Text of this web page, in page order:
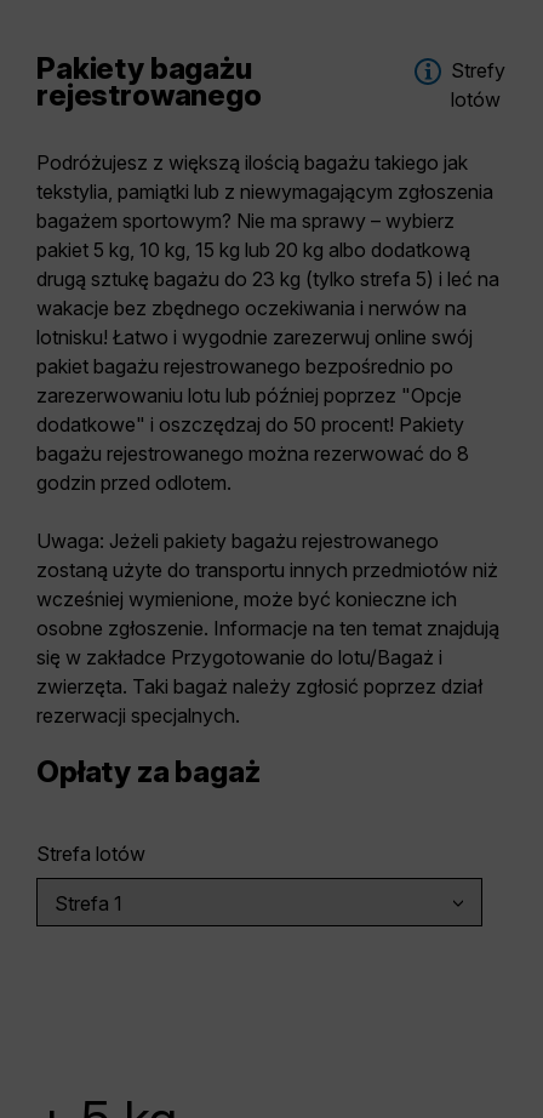
Pakiety bagażu
rejestrowanego
Strefy
lotów
Podróżujesz z większą ilością bagażu takiego jak
tekstylia, pamiątki lub z niewymagającym zgłoszenia
bagażem sportowym? Nie ma sprawy – wybierz
pakiet 5 kg, 10 kg, 15 kg lub 20 kg albo dodatkową
drugą sztukę bagażu do 23 kg (tylko strefa 5) i leć na
wakacje bez zbędnego oczekiwania i nerwów na
lotnisku! Łatwo i wygodnie zarezerwuj online swój
pakiet bagażu rejestrowanego bezpośrednio po
zarezerwowaniu lotu lub później poprzez "Opcje
dodatkowe" i oszczędzaj do 50 procent! Pakiety
bagażu rejestrowanego można rezerwować do 8
godzin przed odlotem.
Uwaga: Jeżeli pakiety bagażu rejestrowanego
zostaną użyte do transportu innych przedmiotów niż
wcześniej wymienione, może być konieczne ich
osobne zgłoszenie. Informacje na ten temat znajdują
się w zakładce Przygotowanie do lotu/Bagaż i
zwierzęta. Taki bagaż należy zgłosić poprzez dział
rezerwacji specjalnych.
Opłaty za bagaż
Strefa lotów